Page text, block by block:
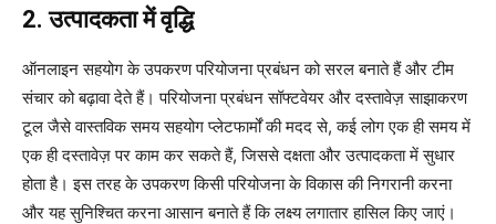
2. उत्पादकता में वृद्धि
ऑनलाइन सहयोग के उपकरण परियोजना प्रबंधन को सरल बनाते हैं और टीम
संचार को बढ़ावा देते हैं। परियोजना प्रबंधन सॉफ्टवेयर और दस्तावेज़ साझाकरण
टूल जैसे वास्तविक समय सहयोग प्लेटफार्मों की मदद से, कई लोग एक ही समय में
एक ही दस्तावेज़ पर काम कर सकते हैं, जिससे दक्षता और उत्पादकता में सुधार
होता है। इस तरह के उपकरण किसी परियोजना के विकास की निगरानी करना
और यह सुनिश्चित करना आसान बनाते हैं कि लक्ष्य लगातार हासिल किए जाएं।